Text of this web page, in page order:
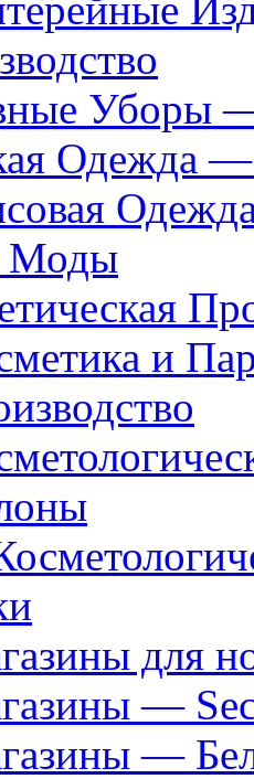
Уборы
Одежда
Моды
и
для
—
—